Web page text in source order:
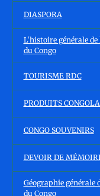
DIASPORA
L'histoire générale
du Congo
TOURISME RDC
PRODUITS
CONGO SOUVENIRS
DEVOIR DE
Géographie générale
du Congo